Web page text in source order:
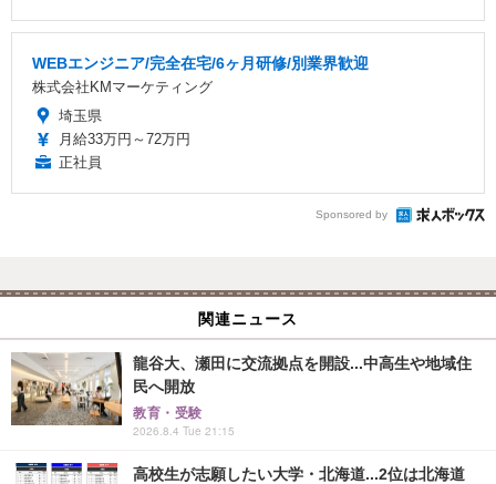
WEBエンジニア/完全在宅/6ヶ月研修/別業界歓迎
株式会社KMマーケティング
埼玉県
月給33万円～72万円
正社員
Sponsored by
関連ニュース
龍谷大、瀬田に交流拠点を開設...中高生や地域住
民へ開放
教育・受験
2026.8.4 Tue 21:15
高校生が志願したい大学・北海道...2位は北海道